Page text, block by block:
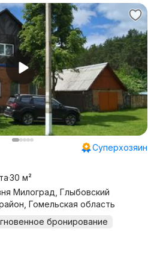
Суперхозяин
30 м²
Милоград, Глыбовский
Гомельская область
бронирование